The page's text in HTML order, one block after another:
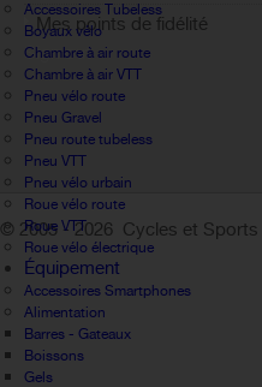
Accessoires Tubeless
Boyaux vélo
Chambre à air route
Chambre à air VTT
Pneu vélo route
Pneu Gravel
Pneu route tubeless
Pneu VTT
Pneu vélo urbain
Roue vélo route
Roue VTT
Roue vélo électrique
Équipement
Accessoires Smartphones
Alimentation
Barres - Gateaux
Boissons
Gels
Mes points de fidélité
Sign out
© 2005 -2026 Cycles et Sports |